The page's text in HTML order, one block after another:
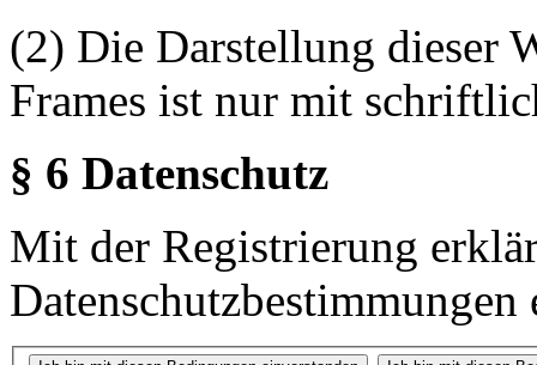
(2) Die Darstellung dieser
Frames ist nur mit
§ 6 Datenschutz
Mit der Registrierung
Datenschutzbestimmungen